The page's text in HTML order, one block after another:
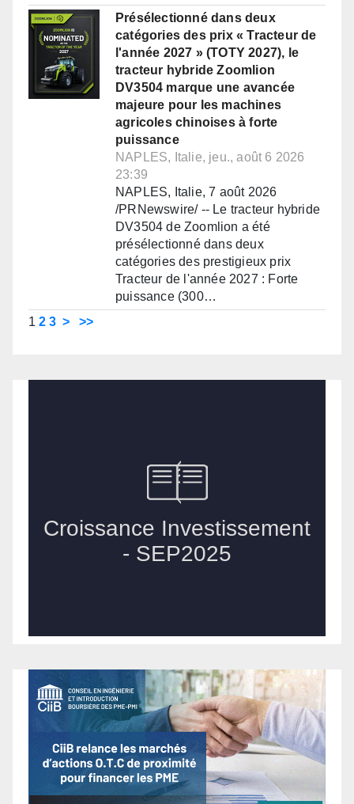
Présélectionné dans deux
catégories des prix « Tracteur de
l'année 2027 » (TOTY 2027), le
tracteur hybride Zoomlion
DV3504 marque une avancée
majeure pour les machines
agricoles chinoises à forte
puissance
NAPLES, Italie, jeu., août 6 2026
23:39
NAPLES, Italie, 7 août 2026
/PRNewswire/ -- Le tracteur hybride
DV3504 de Zoomlion a été
présélectionné dans deux
catégories des prestigieux prix
Tracteur de l'année 2027 : Forte
puissance (300…
1 2 3 > >>